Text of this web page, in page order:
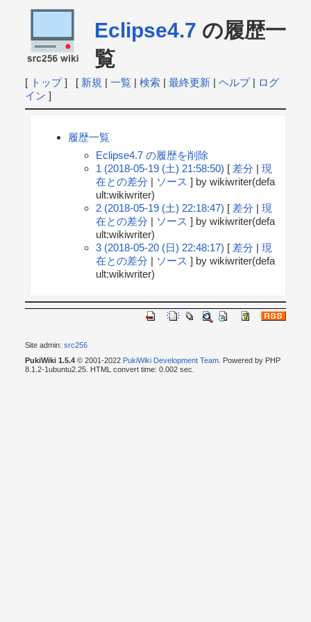
Eclipse4.7 の履歴一
覧
[ トップ] [ 新規 | 一覧| 検索| 最終更新| ヘルプ| ログ
イン ]
履歴一覧
Eclipse4.7 の履歴を削除
1 (2018-05-19 (土) 21:58:50) [ 差分 |現
在との差分 | ソース ] by wikiwriter(defa
ult:wikiwriter)
2 (2018-05-19 (土) 22:18:47) [ 差分 |現
在との差分 | ソース ] by wikiwriter(defa
ult:wikiwriter)
3 (2018-05-20 (日) 22:48:17) [ 差分 |現
在との差分 | ソース ] by wikiwriter(defa
ult:wikiwriter)
Site admin: src256
PukiWiki 1.5.4© 2001-2022 PukiWiki Development Team. Powered by PHP
8.1.2-1ubuntu2.25. HTML convert time: 0.002 sec.